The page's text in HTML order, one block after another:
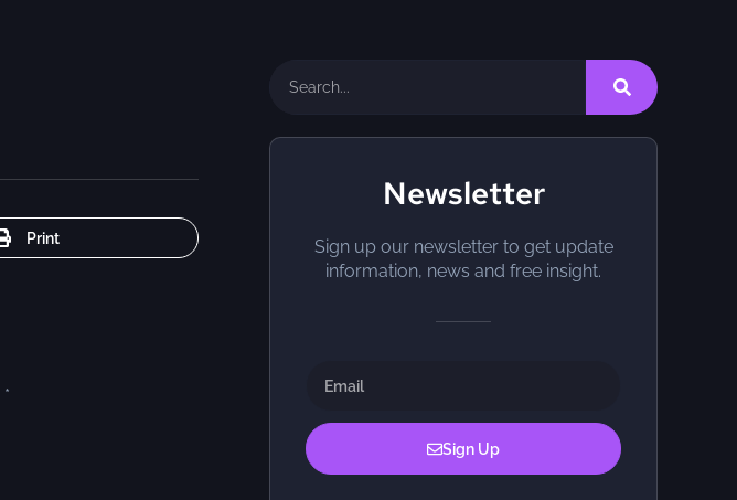
Print
*
Newsletter
Sign up our newsletter to get update
information, news and free insight.
Sign Up